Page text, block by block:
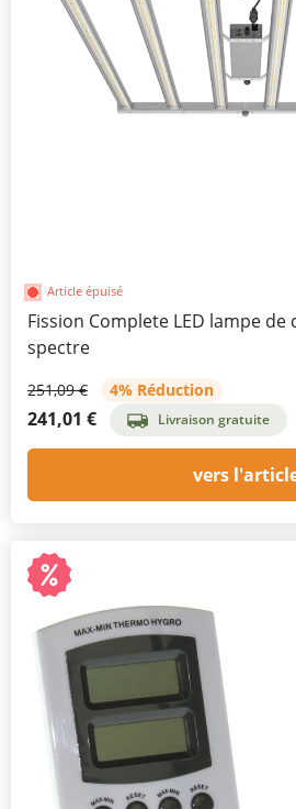
Article épuisé
Fission Complete LED lampe
spectre
251,09 € 4% Réduction
241,01 € Livraison gratuite
vers